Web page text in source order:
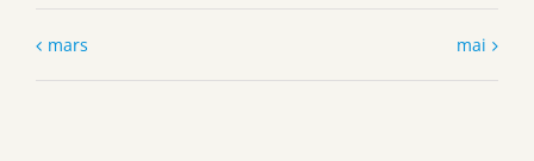
mars mai